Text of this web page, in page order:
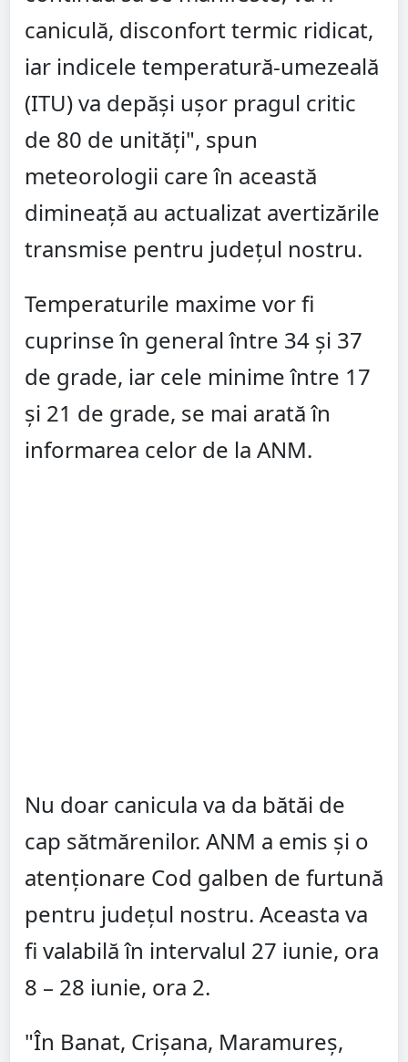
caniculă, disconfort termic ridicat,
iar indicele temperatură-umezeală
(ITU) va depăși ușor pragul critic
de 80 de unități", spun
meteorologii care în această
dimineață au actualizat avertizările
transmise pentru județul nostru.
Temperaturile maxime vor fi
cuprinse în general între 34 și 37
de grade, iar cele minime între 17
și 21 de grade, se mai arată în
informarea celor de la ANM.
Nu doar canicula va da bătăi de
cap sătmărenilor. ANM a emis și o
atenționare Cod galben de furtună
pentru județul nostru. Aceasta va
fi valabilă în intervalul 27 iunie, ora
8 – 28 iunie, ora 2.
"În Banat, Crișana, Maramureș,